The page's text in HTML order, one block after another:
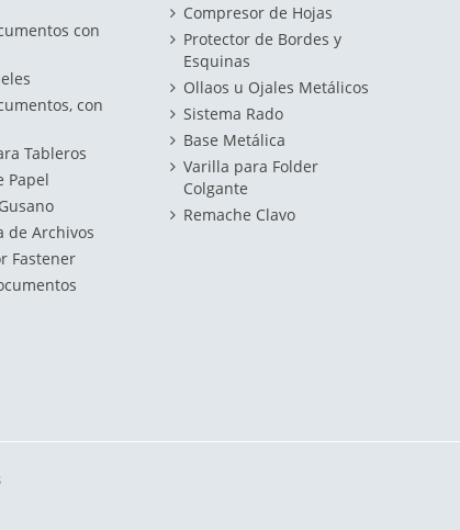
con
con
Tableros
Papel
de Archivos
Fastener
Compresor de Hojas
Protector de Bordes y
Esquinas
Ollaos u Ojales Metálicos
Sistema Rado
Base Metálica
Varilla para Folder
Colgante
Remache Clavo